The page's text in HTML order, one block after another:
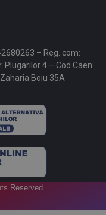
– Reg. com:
4 – Cod Caen:
Boiu 35A
Reserved.